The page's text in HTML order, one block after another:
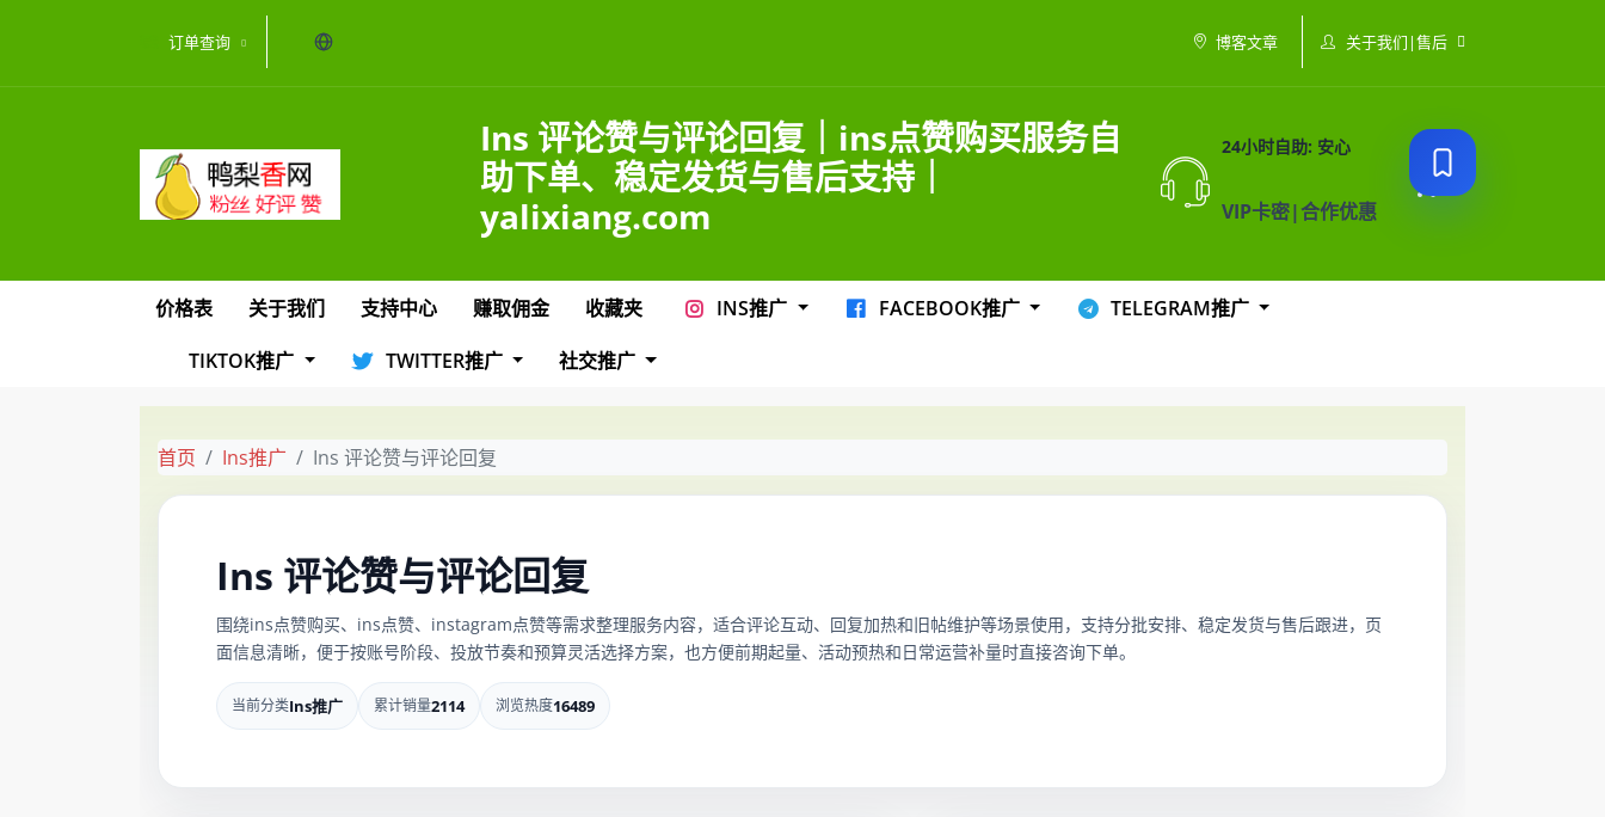
订单查询 当前语言：中文 博客文章 关于我们|售后
Ins 评论赞与评论回复｜ins点赞购买服务自
助下单、稳定发货与售后支持｜
yalixiang.com
24小时自助: 安心
VIP卡密|合作优惠
价格表 关于我们 支持中心 赚取佣金 收藏夹 INS推广 FACEBOOK推广
TELEGRAM推广
TIKTOK推广
TWITTER推广 社交推广
首页 Ins推广 Ins 评论赞与评论回复
Ins 评论赞与评论回复
围绕ins点赞购买、ins点赞、instagram点赞等需求整理服务内容，适合评论互动、回复加热和旧帖维护等场景使用，支持分批安排、稳定发货与售后跟进，页
面信息清晰，便于按账号阶段、投放节奏和预算灵活选择方案，也方便前期起量、活动预热和日常运营补量时直接咨询下单。
当前分类Ins推广 累计销量2114 浏览热度16489